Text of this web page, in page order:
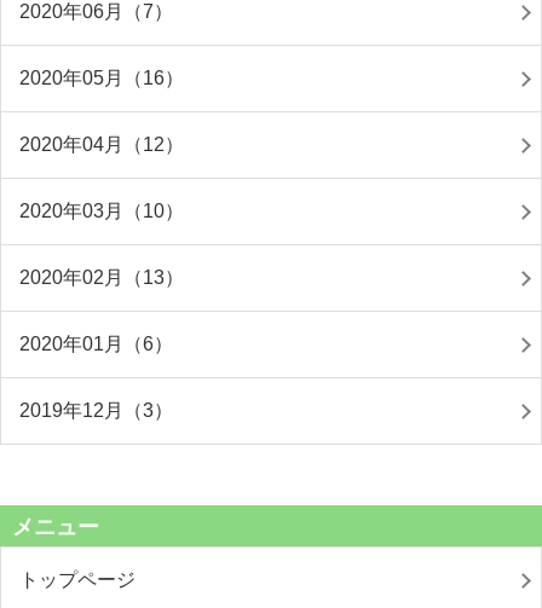
2020年06月（7）
2020年05月（16）
2020年04月（12）
2020年03月（10）
2020年02月（13）
2020年01月（6）
2019年12月（3）
メニュー
トップページ